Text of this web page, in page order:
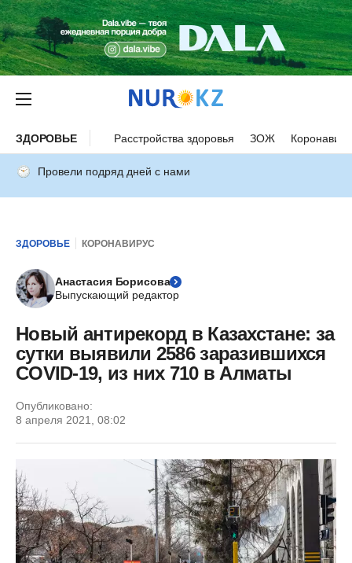
ЗДОРОВЬЕ Расстройства здоровья ЗОЖ
Провели подряд дней с нами
ЗДОРОВЬЕ КОРОНАВИРУС
Анастасия Борисова
Выпускающий редактор
Новый антирекорд в Казахстане: за
сутки выявили 2586 заразившихся
COVID-19, из них 710 в Алматы
Опубликовано:
8 апреля 2021, 08:02